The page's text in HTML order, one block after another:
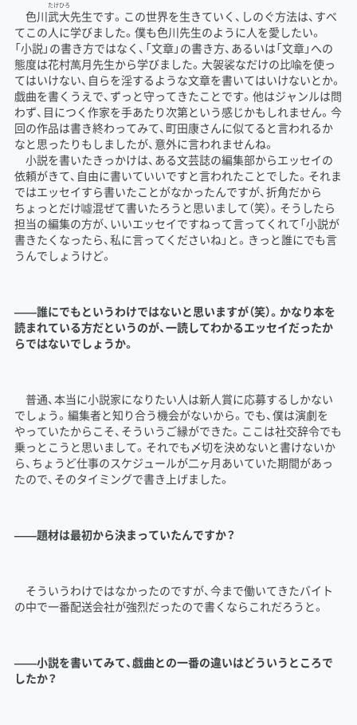
色川武大
たけひろ
先生です。この世界を生きていく、しのぐ方法は、すべ
てこの人に学びました。僕も色川先生のように人を愛したい。
「小説」の書き方ではなく、「文章」の書き方、あるいは「文章」への
態度は花村萬月先生から学びました。大袈裟なだけの比喩を使っ
てはいけない、自らを淫するような文章を書いてはいけないとか。
戯曲を書くうえで、ずっと守ってきたことです。他はジャンルは問
わず、目につく作家を手あたり次第という感じかもしれません。今
回の作品は書き終わってみて、町田康さんに似てると言われるか
なと思ったりもしましたが、意外に言われませんね。
小説を書いたきっかけは、ある文芸誌の編集部からエッセイの
依頼がきて、自由に書いていいですと言われたことでした。それま
ではエッセイすら書いたことがなかったんですが、折角だから
ちょっとだけ噓混ぜて書いたろうと思いまして（笑）。そうしたら
担当の編集の方が、いいエッセイですねって言ってくれて「小説が
書きたくなったら、私に言ってくださいね」と。きっと誰にでも言
うんでしょうけど。
――誰にでもというわけではないと思いますが（笑）。かなり本を
読まれている方だというのが、一読してわかるエッセイだったか
らではないでしょうか。
普通、本当に小説家になりたい人は新人賞に応募するしかない
でしょう。編集者と知り合う機会がないから。でも、僕は演劇を
やっていたからこそ、そういうご縁ができた。ここは社交辞令でも
乗っとこうと思いまして。それでも〆切を決めないと書けないか
ら、ちょうど仕事のスケジュールが二ヶ月あいていた期間があっ
たので、そのタイミングで書き上げました。
――題材は最初から決まっていたんですか？
そういうわけではなかったのですが、今まで働いてきたバイト
の中で一番配送会社が強烈だったので書くならこれだろうと。
――小説を書いてみて、戯曲との一番の違いはどういうところで
したか？